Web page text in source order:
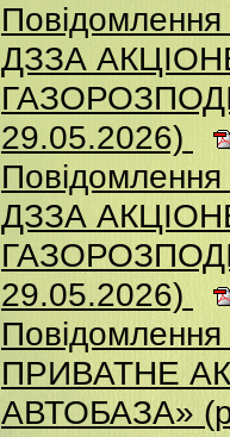
ДЗЗА
29.05.2026)
ДЗЗА
29.05.2026)
ПРИВАТНЕ
АВТОБАЗА»